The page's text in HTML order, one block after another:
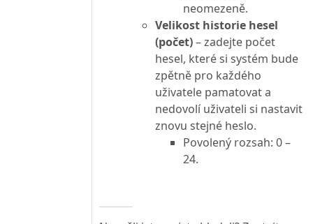
neomezeně.
Velikost historie hesel
(počet)– zadejte počet
hesel, které si systém bude
zpětně pro každého
uživatele pamatovat a
nedovolí uživateli si nastavit
znovu stejné heslo.
Povolený rozsah: 0 –
24.